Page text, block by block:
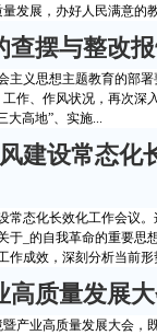
发展，办好人民满意的
查摆与整改
义思想主题教育的部
作、作风状况，再次深
大高地”、实施...
建设常态化
常态化长效化工作会议
于_的自我革命的重要思
作成效，深刻分析当前
质量发展
产业高质量发展大会，